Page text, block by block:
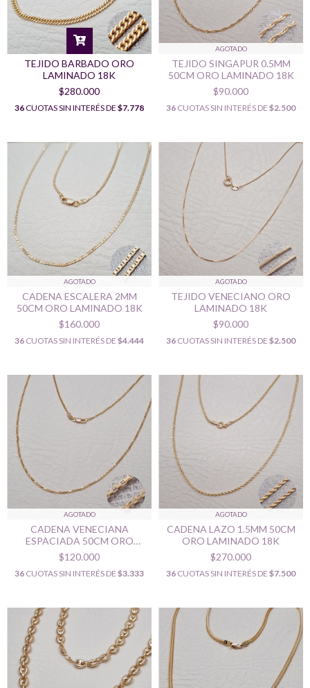
TEJIDO BARBADO ORO
LAMINADO 18K
$280.000
36CUOTAS SIN INTERÉS DE $7.778
AGOTADO
TEJIDO SINGAPUR 0.5MM
50CM ORO LAMINADO 18K
$90.000
36 CUOTAS SIN INTERÉS DE $2.500
AGOTADO
CADENA ESCALERA 2MM
50CM ORO LAMINADO 18K
$160.000
36 CUOTAS SIN INTERÉS DE $4.444
AGOTADO
TEJIDO VENECIANO ORO
LAMINADO 18K
$90.000
36 CUOTAS SIN INTERÉS DE $2.500
AGOTADO
CADENA VENECIANA
ESPACIADA 50CM ORO
LAMINADO 18K
$120.000
36 CUOTAS SIN INTERÉS DE $3.333
AGOTADO
CADENA LAZO 1.5MM 50CM
ORO LAMINADO 18K
$270.000
36 CUOTAS SIN INTERÉS DE $7.500